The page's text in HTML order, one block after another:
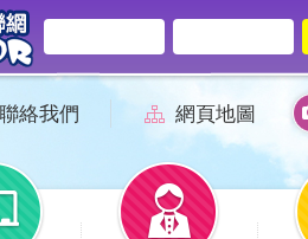
聯絡我們 網頁地圖